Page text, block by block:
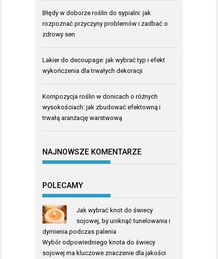
Błędy w doborze roślin do sypialni: jak
rozpoznać przyczyny problemów i zadbać o
zdrowy sen
Lakier do decoupage: jak wybrać typ i efekt
wykończenia dla trwałych dekoracji
Kompozycja roślin w donicach o różnych
wysokościach: jak zbudować efektowną i
trwałą aranżację warstwową
NAJNOWSZE KOMENTARZE
POLECAMY
Jak wybrać knot do świecy
sojowej, by uniknąć tunelowania i
dymienia podczas palenia
Wybór odpowiedniego knota do świecy
sojowej ma kluczowe znaczenie dla jakości